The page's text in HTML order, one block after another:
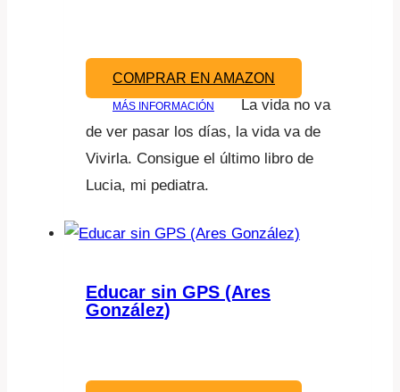
COMPRAR EN AMAZON
MÁS INFORMACIÓN
La vida no va
de ver pasar los días, la vida va de
Vivirla. Consigue el último libro de
Lucia, mi pediatra.
Educar sin GPS (Ares
González)